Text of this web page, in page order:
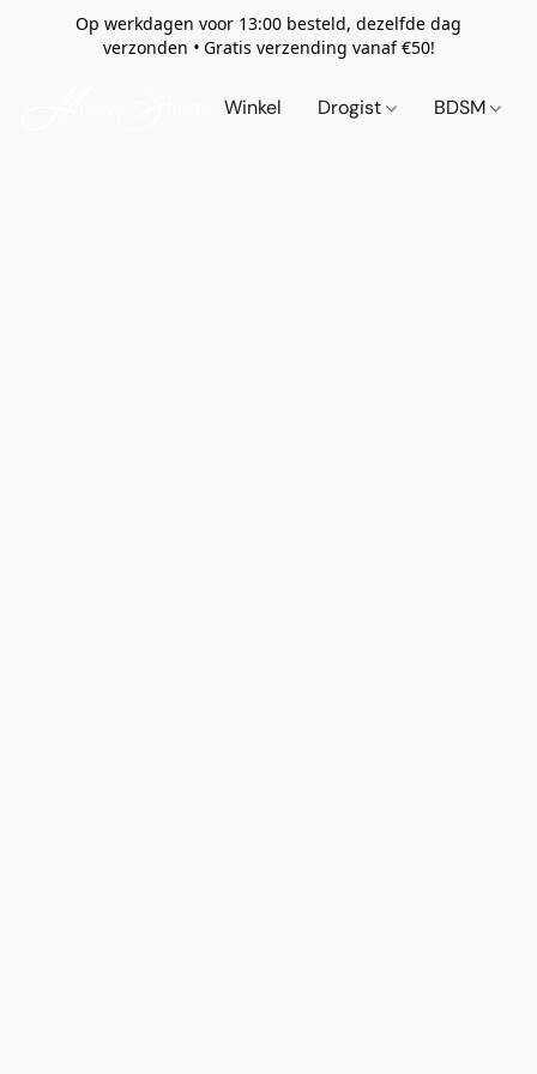
Op werkdagen voor 13:00 besteld, dezelfde dag
verzonden • Gratis verzending vanaf €50!
Winkel Drogist BDSM